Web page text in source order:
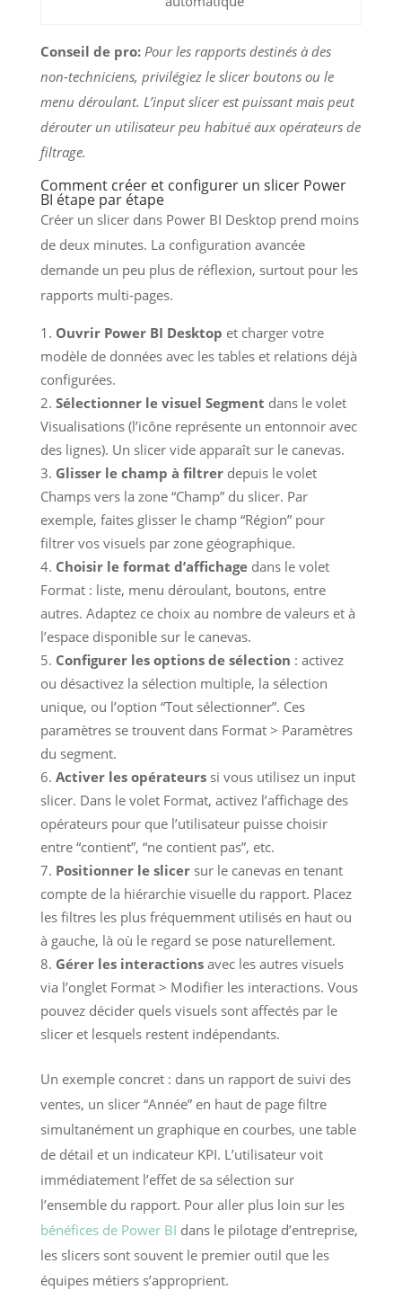
Conseil de pro: Pour les rapports destinés à des
non-techniciens, privilégiez le slicer boutons ou le
menu déroulant. L’input slicer est puissant mais peut
dérouter un utilisateur peu habitué aux opérateurs de
filtrage.
Comment créer et configurer un slicer Power
BI étape par étape
Créer un slicer dans Power BI Desktop prend moins
de deux minutes. La configuration avancée
demande un peu plus de réflexion, surtout pour les
rapports multi-pages.
Ouvrir Power BI Desktop et charger votre
modèle de données avec les tables et relations déjà
configurées.
Sélectionner le visuel Segment dans le volet
Visualisations (l’icône représente un entonnoir avec
des lignes). Un slicer vide apparaît sur le canevas.
Glisser le champ à filtrerdepuis le volet
Champs vers la zone “Champ” du slicer. Par
exemple, faites glisser le champ “Région” pour
filtrer vos visuels par zone géographique.
Choisir le format d’affichagedans le volet
Format : liste, menu déroulant, boutons, entre
autres. Adaptez ce choix au nombre de valeurs et à
l’espace disponible sur le canevas.
Configurer les options de sélection : activez
ou désactivez la sélection multiple, la sélection
unique, ou l’option “Tout sélectionner”. Ces
paramètres se trouvent dans Format > Paramètres
du segment.
Activer les opérateurssi vous utilisez un input
slicer. Dans le volet Format, activez l’affichage des
opérateurs pour que l’utilisateur puisse choisir
entre “contient”, “ne contient pas”, etc.
Positionner le slicersur le canevas en tenant
compte de la hiérarchie visuelle du rapport. Placez
les filtres les plus fréquemment utilisés en haut ou
à gauche, là où le regard se pose naturellement.
Gérer les interactionsavec les autres visuels
via l’onglet Format > Modifier les interactions. Vous
pouvez décider quels visuels sont affectés par le
slicer et lesquels restent indépendants.
Un exemple concret : dans un rapport de suivi des
ventes, un slicer “Année” en haut de page filtre
simultanément un graphique en courbes, une table
de détail et un indicateur KPI. L’utilisateur voit
immédiatement l’effet de sa sélection sur
l’ensemble du rapport. Pour aller plus loin sur les
bénéfices de Power BI dans le pilotage d’entreprise,
les slicers sont souvent le premier outil que les
équipes métiers s’approprient.